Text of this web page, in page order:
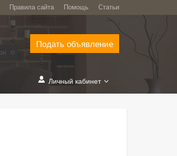
Правила сайта Помощь Статьи
Подать объявление
Личный кабинет